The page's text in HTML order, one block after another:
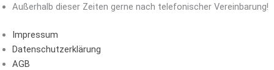
Außerhalb dieser Zeiten gerne nach telefonischer Vereinbarung!
Impressum
Datenschutzerklärung
AGB